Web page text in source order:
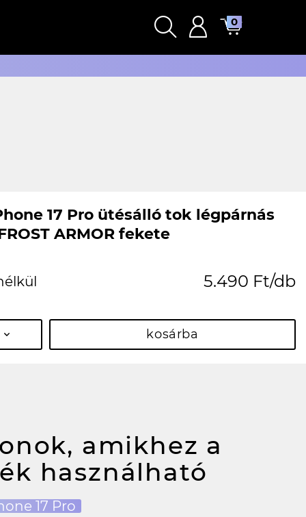
0
17 Pro ütésálló tok légpárnás
ARMOR fekete
5.490 Ft/db
kosárba
amikhez a
használható
17 Pro